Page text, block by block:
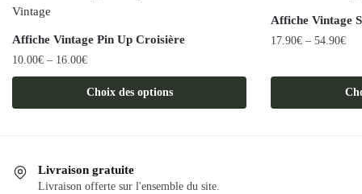
Affiche Vintage Pin Up Croisière
10.00€ – 16.00€
Choix des options
produit
variations.
Affiche Vintage
17.90€ – 54.90€
a
Livraison gratuite
Livraison offerte sur l'ensemble du site.